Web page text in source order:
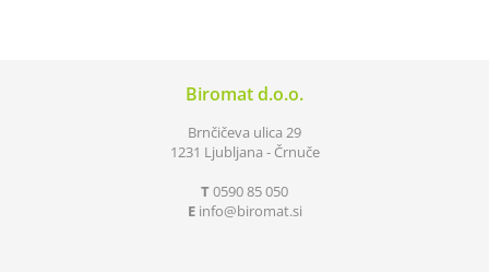
Biromat d.o.o.
Brnčičeva ulica 29
1231 Ljubljana - Črnuče
T0590 85 050
E info biromat.si